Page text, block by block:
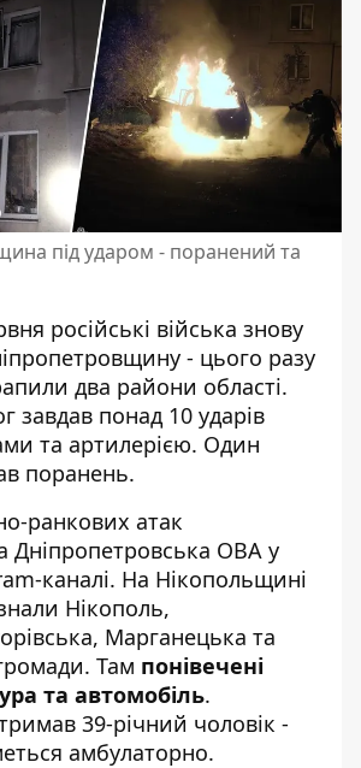
під ударом - поранений та
російські війська знову
- цього разу
два райони області.
завдав понад 10 ударів
та артилерією. Один
поранень.
ранкових атак
Дніпропетровська ОВА у
каналі. На Нікопольщині
Нікополь,
Марганецька та
Там понівечені
та автомобіль.
39-річний чоловік -
амбулаторно.